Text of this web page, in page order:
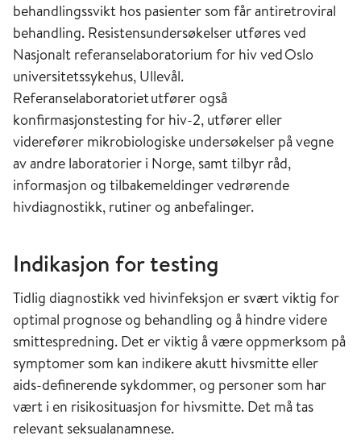
behandlingssvikt hos pasienter som får antiretroviral
behandling. Resistensundersøkelser utføres ved
Nasjonalt referanselaboratorium for hiv ved Oslo
universitetssykehus, Ullevål.
Referanselaboratoriet utfører også
konfirmasjonstesting for hiv-2, utfører eller
viderefører mikrobiologiske undersøkelser på vegne
av andre laboratorier i Norge, samt tilbyr råd,
informasjon og tilbakemeldinger vedrørende
hivdiagnostikk, rutiner og anbefalinger.
Indikasjon for testing
Tidlig diagnostikk ved hivinfeksjon er svært viktig for
optimal prognose og behandling og å hindre videre
smittespredning. Det er viktig å være oppmerksom på
symptomer som kan indikere akutt hivsmitte eller
aids-definerende sykdommer, og personer som har
vært i en risikosituasjon for hivsmitte. Det må tas
relevant seksualanamnese.